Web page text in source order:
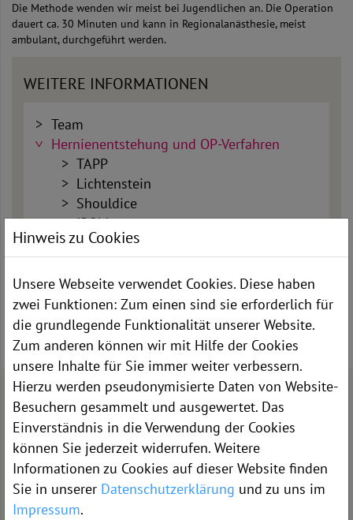
Die Methode wenden wir meist bei Jugendlichen an. Die Operation
dauert ca. 30 Minuten und kann in Regionalanästhesie, meist
ambulant, durchgeführt werden.
WEITERE INFORMATIONEN
Team
Hernienentstehung und OP-Verfahren
TAPP
Lichtenstein
Shouldice
IPOM
IPOM - offene Technik
Sublay
Spitzy
In unserer Mitte der Mensch
Qualitäts­management /
Auszeichnungen
Hinweis zu Cookies
Unsere Webseite verwendet Cookies. Diese haben
zwei Funktionen: Zum einen sind sie erforderlich für
die grundlegende Funktionalität unserer Website.
Zum anderen können wir mit Hilfe der Cookies
unsere Inhalte für Sie immer weiter verbessern.
Hierzu werden pseudonymisierte Daten von Website-
Besuchern gesammelt und ausgewertet. Das
Einverständnis in die Verwendung der Cookies
können Sie jederzeit widerrufen. Weitere
Informationen zu Cookies auf dieser Website finden
Sie in unserer Datenschutzerklärung und zu uns im
Impressum.